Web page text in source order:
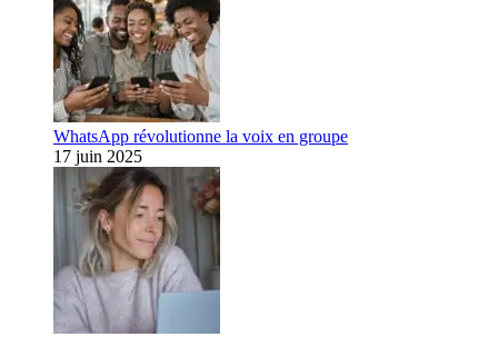
WhatsApp révolutionne la voix en groupe
17 juin 2025